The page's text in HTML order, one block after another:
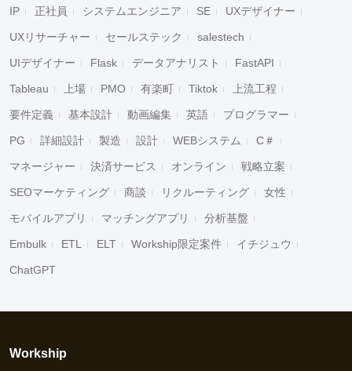
IP 正社員 システムエンジニア SE UXデザイナー
UXリサーチャー セールステック salestech
UIデザイナー Flask データアナリスト FastAPI
Tableau 上場 PMO 有楽町 Tiktok 上流工程
要件定義 基本設計 動画編集 英語 プログラマー
PG 詳細設計 製造 設計 WEBシステム C＃
マネージャー 決済サービス オンライン 戦略立案
SEOマーケティング 商談 リクルーティング 女性
モバイルアプリ マッチングアプリ 分析基盤
Embulk ETL ELT Workship限定案件 イチジュウ
ChatGPT
Workship